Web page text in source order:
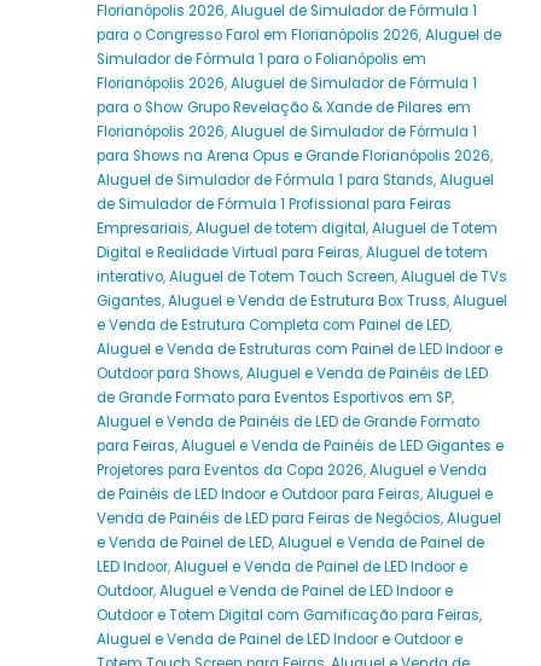
Florianópolis 2026,Aluguel de Simulador de Fórmula 1
para o Congresso Farol em Florianópolis 2026,Aluguel de
Simulador de Fórmula 1 para o Folianópolis em
Florianópolis 2026,Aluguel de Simulador de Fórmula 1
para o Show Grupo Revelação & Xande de Pilares em
Florianópolis 2026,Aluguel de Simulador de Fórmula 1
para Shows na Arena Opus e Grande Florianópolis 2026,
Aluguel de Simulador de Fórmula 1 para Stands,Aluguel
de Simulador de Fórmula 1 Profissional para Feiras
Empresariais,Aluguel de totem digital,Aluguel de Totem
Digital e Realidade Virtual para Feiras,Aluguel de totem
interativo,Aluguel de Totem Touch Screen,Aluguel de TVs
Gigantes,Aluguel e Venda de Estrutura Box Truss,Aluguel
e Venda de Estrutura Completa com Painel de LED,
Aluguel e Venda de Estruturas com Painel de LED Indoor e
Outdoor para Shows,Aluguel e Venda de Painéis de LED
de Grande Formato para Eventos Esportivos em SP,
Aluguel e Venda de Painéis de LED de Grande Formato
para Feiras,Aluguel e Venda de Painéis de LED Gigantes e
Projetores para Eventos da Copa 2026,Aluguel e Venda
de Painéis de LED Indoor e Outdoor para Feiras,Aluguel e
Venda de Painéis de LED para Feiras de Negócios,Aluguel
e Venda de Painel de LED,Aluguel e Venda de Painel de
LED Indoor,Aluguel e Venda de Painel de LED Indoor e
Outdoor,Aluguel e Venda de Painel de LED Indoor e
Outdoor e Totem Digital com Gamificação para Feiras,
Aluguel e Venda de Painel de LED Indoor e Outdoor e